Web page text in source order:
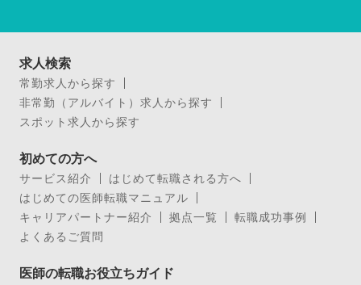
求人検索
常勤求人から探す
非常勤（アルバイト）求人から探す
スポット求人から探す
初めての方へ
サービス紹介
はじめて転職される方へ
はじめての医師転職マニュアル
キャリアパートナー紹介
拠点一覧
転職成功事例
よくあるご質問
医師の転職お役立ちガイド